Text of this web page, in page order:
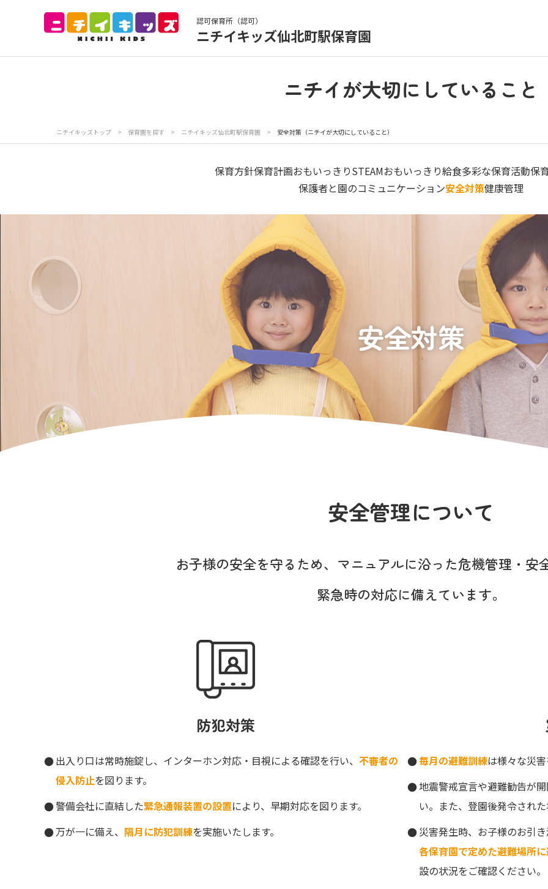
認可保育所（認可）
ニチイキッズ仙北町駅保育園
保育園見学 入園の概要
写真販売サービス 各種書類 お仕事をお探しの方
プライバシーポリシー サイトのご利用について サイトマップ ニチイ学館
ニチイが大切にしていること
ニチイキッズトップ > 保育園を探す > ニチイキッズ仙北町駅保育園 > 安全対策（ニチイが大切にしていること）
保育方針保育計画おもいっきりSTEAMおもいっきり給食多彩な保育活動保
保護者と園のコミュニケーション安全対策健康管理
安全対策
安全管理について
お子様の安全を守るため、 マニュアルに沿った危機管理・安
緊急時の対応に備えています。
防犯対策
出入り口は常時施錠し、インターホン対応・目視による確認を行い、 不審者の
侵入防止を図ります。
警備会社に直結した緊急通報装置の設置により、早期対応を図ります。
万が一に備え、 隔月に防犯訓練を実施いたします。
毎月の避難訓練は様々な災害
地震警戒宣言や避難勧告が
い。また、登園後発令され
災害発生時、お子様のお引
各保育園で定めた避難場所
設の状況をご確認ください。